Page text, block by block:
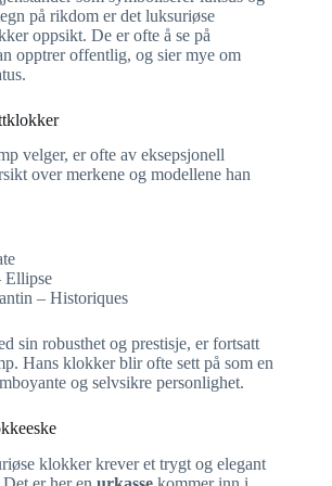
på rikdom er det luksuriøse
oppsikt. De er ofte å se på
opptrer offentlig, og sier mye om
velger, er ofte av eksepsjonell
over merkene og modellene han
Ellipse
– Historiques
sin robusthet og prestisje, er fortsatt
Hans klokker blir ofte sett på som en
og selvsikre personlighet.
klokker krever et trygt og elegant